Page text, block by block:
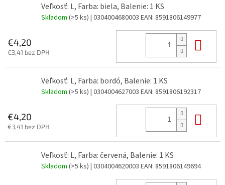
Veľkosť: L, Farba: biela, Balenie: 1 KS
Skladom (>5 ks) | 0304004680003 EAN: 8591806149977
€4,20
€3,41 bez DPH
Veľkosť: L, Farba: bordó, Balenie: 1 KS
Skladom (>5 ks) | 0304004627003 EAN: 8591806192317
€4,20
€3,41 bez DPH
Veľkosť: L, Farba: červená, Balenie: 1 KS
Skladom (>5 ks) | 0304004620003 EAN: 8591806149694